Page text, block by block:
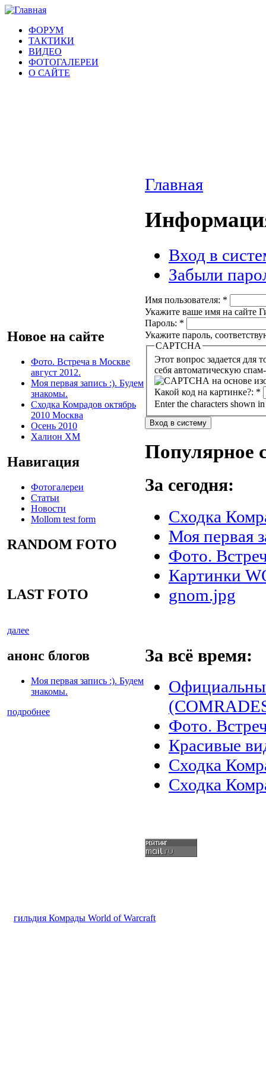
ФОРУМ
ТАКТИКИ
ВИДЕО
ФОТОГАЛЕРЕИ
О САЙТЕ
Новое на сайте
Фото. Встреча в Москве
август 2012.
Моя первая запись :). Будем
знакомы.
Сходка Комрадов октябрь
2010 Москва
Осень 2010
Халион ХМ
Навигация
Фотогалереи
Статьи
Новости
Mollom test form
RANDOM FOTO
LAST FOTO
далее
анонс блогов
Моя первая запись :). Будем
знакомы.
подробнее
Главная
Вход в
Забыли
Имя пользователя: *
Укажите ваше имя на сайте
Пароль: *
Укажите пароль,
CAPTCHA
Этот вопрос задается для того, чтобы
себя автоматическую
Какой код на картинке?: *
Enter the characters shown
Популярное
За сегодня:
Сходка
Моя первая
Фото.
Картинки
gnom.jpg
За всё время:
Фото.
Красивые
Сходка
Сходка
гильдия Комрады World of Warcraft